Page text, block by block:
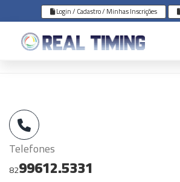
Login / Cadastro / Minhas Inscrições
Telefones
8299612.5331